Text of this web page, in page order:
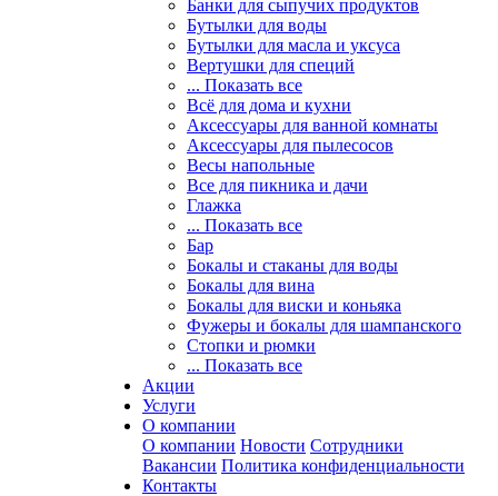
Банки для сыпучих продуктов
Бутылки для воды
Бутылки для масла и уксуса
Вертушки для специй
... Показать все
Всё для дома и кухни
Аксессуары для ванной комнаты
Аксессуары для пылесосов
Весы напольные
Все для пикника и дачи
Глажка
... Показать все
Бар
Бокалы и стаканы для воды
Бокалы для вина
Бокалы для виски и коньяка
Фужеры и бокалы для шампанского
Стопки и рюмки
... Показать все
Акции
Услуги
О компании
О компании Новости Сотрудники
Вакансии Политика конфиденциальности
Контакты